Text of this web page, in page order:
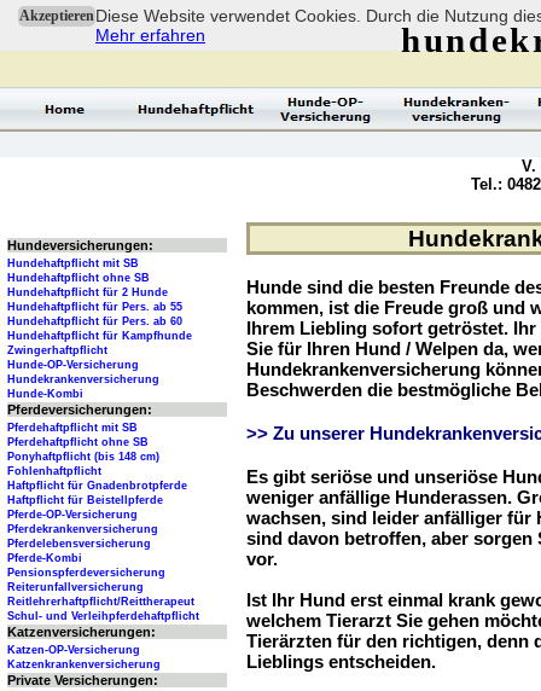
AkzeptierenDiese Website verwendet Cookies. Durch die Nutzung
Mehr erfahren
Hunde sind die besten Freunde
kommen, ist die Freude groß und
Ihrem Liebling sofort getröstet.
Sie für Ihren Hund / Welpen da,
Hundekrankenversicherung
Beschwerden die bestmögliche
>> Zu unserer
Es gibt seriöse und unseriöse
weniger anfällige Hunderassen.
wachsen, sind leider anfälliger für
sind davon betroffen, aber sorgen
vor.
Ist Ihr Hund erst einmal krank
welchem Tierarzt Sie gehen
Tierärzten für den richtigen, denn
Lieblings entscheiden.
Hundeversicherungen:
Hundehaftpflicht mit SB
Hundehaftpflicht ohne SB
Hundehaftpflicht für 2 Hunde
Hundehaftpflicht für Pers. ab 55
Hundehaftpflicht für Pers. ab 60
Hundehaftpflicht für Kampfhunde
Zwingerhaftpflicht
Hunde-OP-Versicherung
Hundekrankenversicherung
Hunde-Kombi
Pferdeversicherungen:
Pferdehaftpflicht mit SB
Pferdehaftpflicht ohne SB
Ponyhaftpflicht (bis 148 cm)
Fohlenhaftpflicht
Haftpflicht für Gnadenbrotpferde
Haftpflicht für Beistellpferde
Pferde-OP-Versicherung
Pferdekrankenversicherung
Pferdelebensversicherung
Pferde-Kombi
Pensionspferdeversicherung
Reiterunfallversicherung
Reitlehrerhaftpflicht/Reittherapeut
Schul- und Verleihpferdehaftpflicht
Katzenversicherungen:
Katzen-OP-Versicherung
Katzenkrankenversicherung
Private Versicherungen:
V.
Tel.: